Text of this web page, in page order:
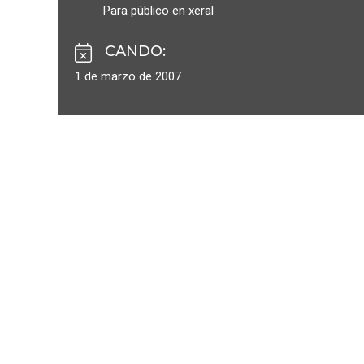
Para público en xeral
CANDO:
1 de marzo de 2007